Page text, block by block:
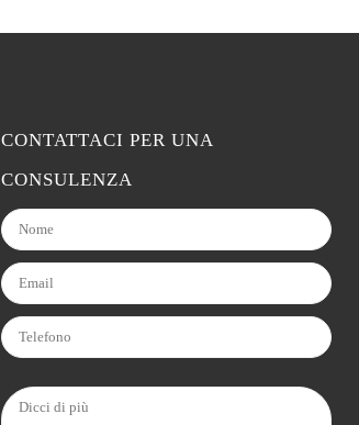
CONTATTACI PER UNA
CONSULENZA